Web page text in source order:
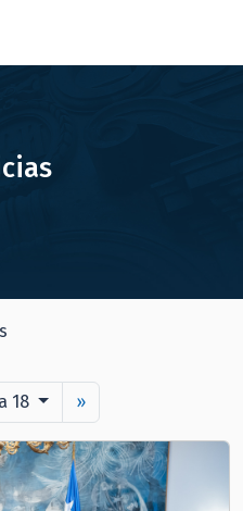
18 »